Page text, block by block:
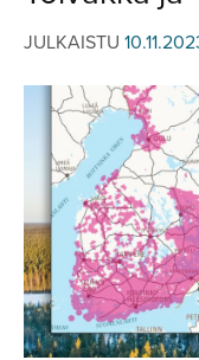
TV-OHJELMA
JULKAISTU